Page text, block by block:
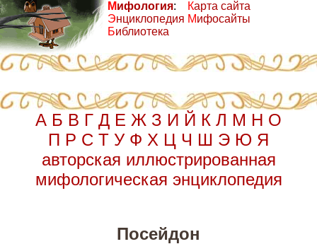
Мифология:
Энциклопедия
Библиотека
Карта сайта
Мифосайты
А Б В Г Д Е Ж З И Й К Л М Н О
П Р С Т У Ф Х Ц Ч Ш Э Ю Я
авторская иллюстрированная
мифологическая энциклопедия
Посейдон